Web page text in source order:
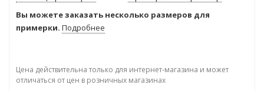
Вы можете заказать несколько размеров для
примерки. Подробнее
Цена действительна только для интернет-магазина и может
отличаться от цен в розничных магазинах